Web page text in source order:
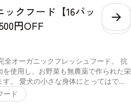
かつおの中骨パウダー（無添加）, 水:室
, 消費期限 約3週間※当社の商品は無投
のため、消費期限が短いことをご理解い
冷蔵庫に保存し、その日のうちに食べ
ナス18度以下で保存 与え方 急に全量
まうので徐々に慣れさせてからお使い
！● 与え方初日～5日目まずはいつもの
す。食欲やうんちの様子を見ながら、
。※ご注文前に今までのドッグフード
目～少しずつonesのオーガニックフー
クフード【16パッ
円OFF
こ
全オーガニックフレッシュフード。 抗
使用し、お野菜も無農薬で作られた栄
。 愛犬の小さな身体にとってはでき
への配慮、抗生物質などが一切使われ
ができます。 有機発酵玄米は、毎日
ード